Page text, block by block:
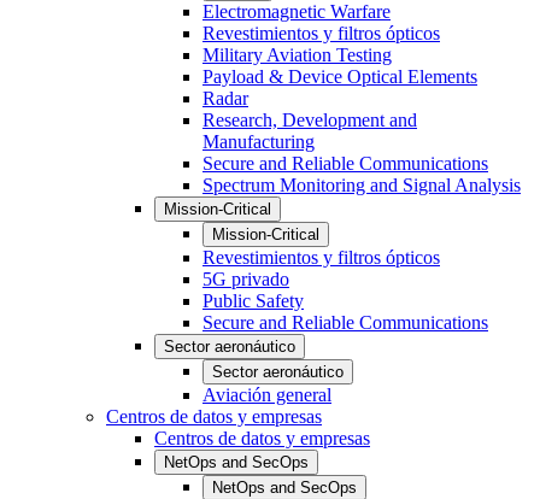
Electromagnetic Warfare
Revestimientos y filtros ópticos
Military Aviation Testing
Payload & Device Optical Elements
Radar
Research, Development and
Manufacturing
Secure and Reliable Communications
Spectrum Monitoring and Signal Analysis
Mission-Critical
Mission-Critical
Revestimientos y filtros ópticos
5G privado
Public Safety
Secure and Reliable Communications
Sector aeronáutico
Sector aeronáutico
Aviación general
Centros de datos y empresas
Centros de datos y empresas
NetOps and SecOps
NetOps and SecOps